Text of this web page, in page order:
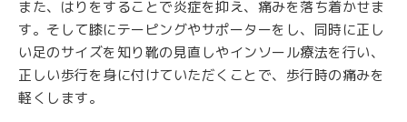
また、はりをすることで炎症を抑え、痛みを落ち着かせま
す。そして膝にテーピングやサポーターをし、同時に正し
い足のサイズを知り靴の見直しやインソール療法を行い、
正しい歩行を身に付けていただくことで、歩行時の痛みを
軽くします。